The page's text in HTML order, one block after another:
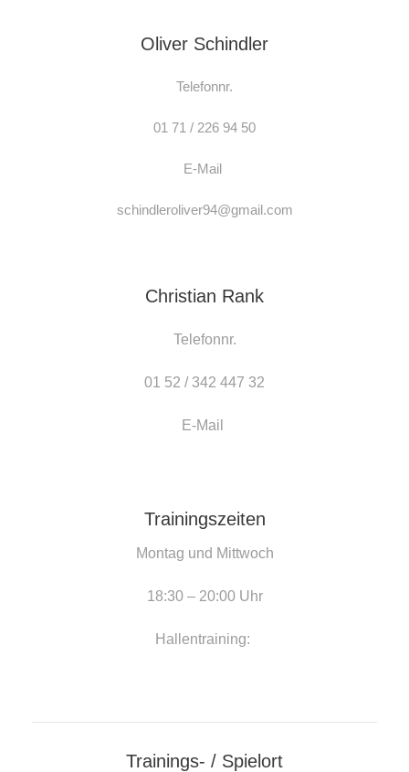
Oliver Schindler
Telefonnr.
01 71 / 226 94 50
E-Mail
schindleroliver94@gmail.com
Christian Rank
Telefonnr.
01 52 / 342 447 32
E-Mail
Trainingszeiten
Montag und Mittwoch
18:30 – 20:00 Uhr
Hallentraining:
Trainings- / Spielort